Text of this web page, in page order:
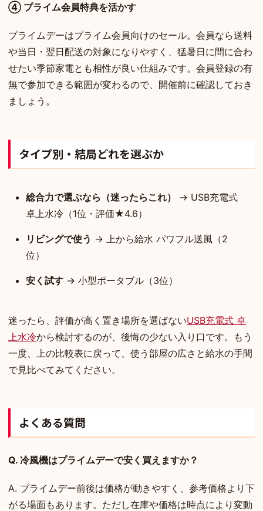
④ プライム会員特典を活かす
プライムデーはプライム会員向けのセール。会員なら送料
や当日・翌日配送の対象になりやすく、猛暑日に間に合わ
せたい季節家電とも相性が良い仕組みです。会員登録の有
無で参加できる範囲が変わるので、開催前に確認しておき
ましょう。
タイプ別・結局どれを選ぶか
総合力で選ぶなら（迷ったらこれ）
→ USB充電式
卓上水冷（1位・評価★4.6）
リビングで使う → 上から給水 パワフル送風（2
位）
安く試す → 小型ポータブル（3位）
迷ったら、評価が高く置き場所を選ばないUSB充電式 卓
上水冷から検討するのが、後悔の少ない入り口です。もう
一度、上の比較表に戻って、使う部屋の広さと給水の手間
で見比べてみてください。
よくある質問
Q. 冷風機はプライムデーで安く買えますか？
A. プライムデー前後は価格が動きやすく、参考価格より下
がる場面もあります。ただし在庫や価格は時点により変動